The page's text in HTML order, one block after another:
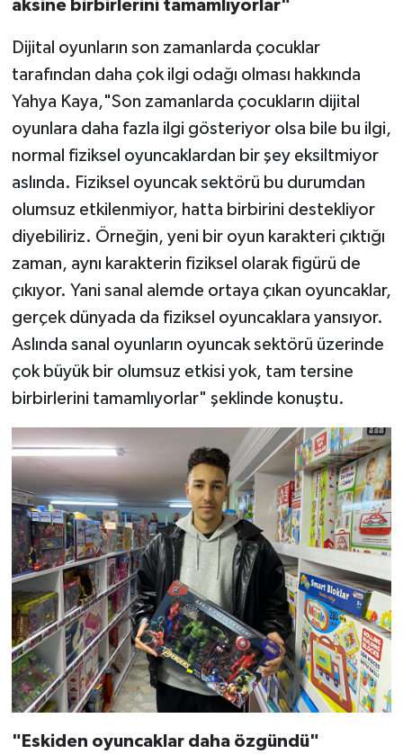
aksine birbirlerini tamamlıyorlar"
Dijital oyunların son zamanlarda çocuklar
tarafından daha çok ilgi odağı olması hakkında
Yahya Kaya,"Son zamanlarda çocukların dijital
oyunlara daha fazla ilgi gösteriyor olsa bile bu ilgi,
normal fiziksel oyuncaklardan bir şey eksiltmiyor
aslında. Fiziksel oyuncak sektörü bu durumdan
olumsuz etkilenmiyor, hatta birbirini destekliyor
diyebiliriz. Örneğin, yeni bir oyun karakteri çıktığı
zaman, aynı karakterin fiziksel olarak figürü de
çıkıyor. Yani sanal alemde ortaya çıkan oyuncaklar,
gerçek dünyada da fiziksel oyuncaklara yansıyor.
Aslında sanal oyunların oyuncak sektörü üzerinde
çok büyük bir olumsuz etkisi yok, tam tersine
birbirlerini tamamlıyorlar" şeklinde konuştu.
"Eskiden oyuncaklar daha özgündü"